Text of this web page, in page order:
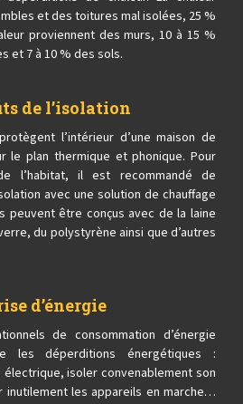
et des toitures mal isolées, 25 %
proviennent des murs, 10 à 15 %
et 7 à 10 % des sols.
de l’isolation
l’intérieur d’une maison de
le plan thermique et phonique. Pour
l’habitat, il est recommandé de
avec une solution de chauffage
peuvent être conçus avec de la laine
du polystyrène ainsi que d’autres
d’énergie
de consommation d’énergie
les déperditions énergétiques :
électrique, isoler convenablement son
inutilement les appareils en marche…